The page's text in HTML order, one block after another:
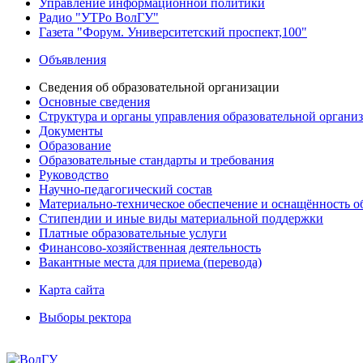
Управление информационной политики
Радио "УТРо ВолГУ"
Газета "Форум. Университетский проспект,100"
Объявления
Сведения об образовательной организации
Основные сведения
Структура и органы управления образовательной
Документы
Образование
Образовательные стандарты и требования
Руководство
Научно-педагогический состав
Материально-техническое обеспечение и оснащённость
Стипендии и иные виды материальной поддержки
Платные образовательные услуги
Финансово-хозяйственная деятельность
Вакантные места для приема (перевода)
Карта сайта
Выборы ректора